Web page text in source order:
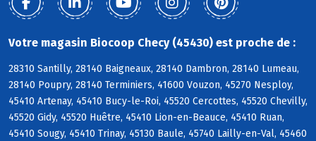
Votre magasin Biocoop Checy (45430) est proche de :
28310 Santilly, 28140 Baigneaux, 28140 Dambron, 28140 Lumeau,
28140 Poupry, 28140 Terminiers, 41600 Vouzon, 45270 Nesploy,
45410 Artenay, 45410 Bucy-le-Roi, 45520 Cercottes, 45520 Chevilly,
45520 Gidy, 45520 Huêtre, 45410 Lion-en-Beauce, 45410 Ruan,
45410 Sougy, 45410 Trinay, 45130 Baule, 45740 Lailly-en-Val, 45460